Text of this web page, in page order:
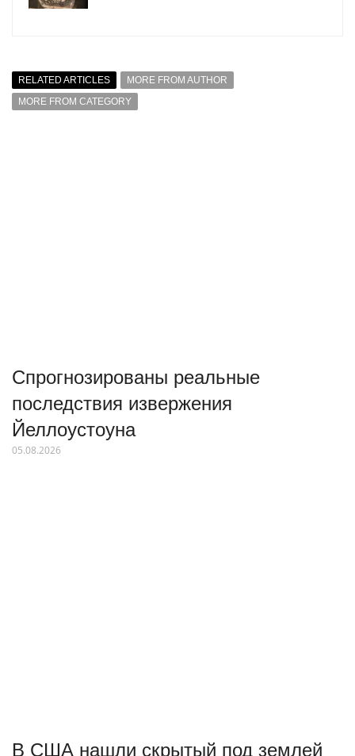
RELATED ARTICLES
MORE FROM AUTHOR
MORE FROM CATEGORY
Спрогнозированы реальные
последствия извержения
Йеллоустоуна
05.08.2026
В США нашли скрытый под землей